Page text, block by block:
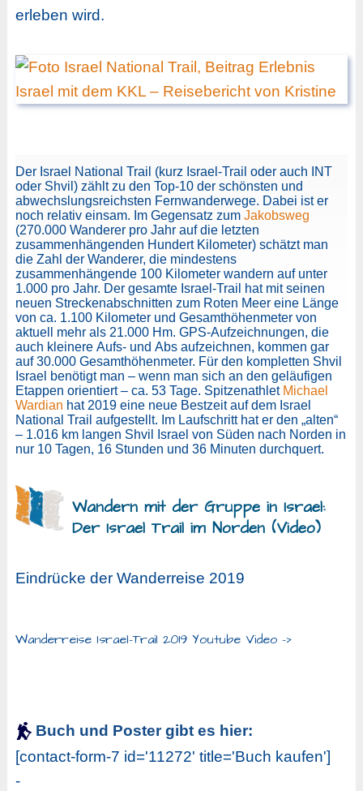
erleben wird.
Der Israel National Trail (kurz Israel-Trail oder auch INT
oder Shvil) zählt zu den Top-10 der schönsten und
abwechslungsreichsten Fernwanderwege. Dabei ist er
noch relativ einsam. Im Gegensatz zum Jakobsweg
(270.000 Wanderer pro Jahr auf die letzten
zusammenhängenden Hundert Kilometer) schätzt man
die Zahl der Wanderer, die mindestens
zusammenhängende 100 Kilometer wandern auf unter
1.000 pro Jahr. Der gesamte Israel-Trail hat mit seinen
neuen Streckenabschnitten zum Roten Meer eine Länge
von ca. 1.100 Kilometer und Gesamthöhenmeter von
aktuell mehr als 21.000 Hm. GPS-Aufzeichnungen, die
auch kleinere Aufs- und Abs aufzeichnen, kommen gar
auf 30.000 Gesamthöhenmeter. Für den kompletten Shvil
Israel benötigt man – wenn man sich an den geläufigen
Etappen orientiert – ca. 53 Tage. Spitzenathlet Michael
Wardian hat 2019 eine neue Bestzeit auf dem Israel
National Trail aufgestellt. Im Laufschritt hat er den „alten“
– 1.016 km langen Shvil Israel von Süden nach Norden in
nur 10 Tagen, 16 Stunden und 36 Minuten durchquert.
Wandern mit der Gruppe in Israel:
Der Israel Trail im Norden (Video)
Eindrücke der Wanderreise 2019
Wanderreise Israel-Trail 2019 Youtube Video ->
Buch und Poster gibt es hier:
[contact-form-7 id='11272' title='Buch kaufen']
-